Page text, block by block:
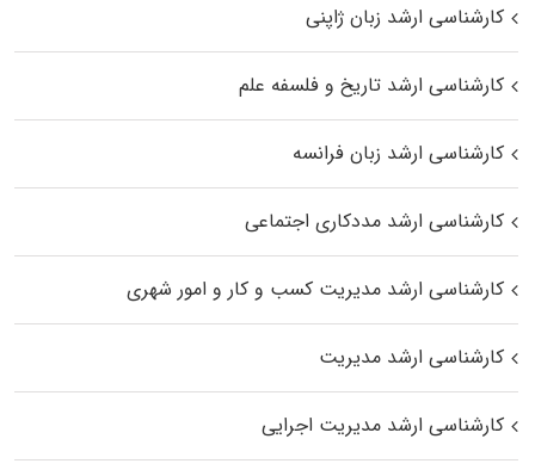
کارشناسی ارشد زبان ژاپنی
کارشناسی ارشد تاریخ و فلسفه علم
کارشناسی ارشد زبان فرانسه
کارشناسی ارشد مددکاری اجتماعی
کارشناسی ارشد مدیریت کسب و کار و امور شهری
کارشناسی ارشد مدیریت
کارشناسی ارشد مدیریت اجرایی